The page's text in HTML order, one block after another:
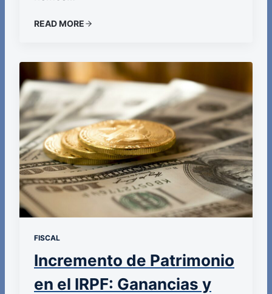
READ MORE
FISCAL
Incremento de Patrimonio
en el IRPF: Ganancias y